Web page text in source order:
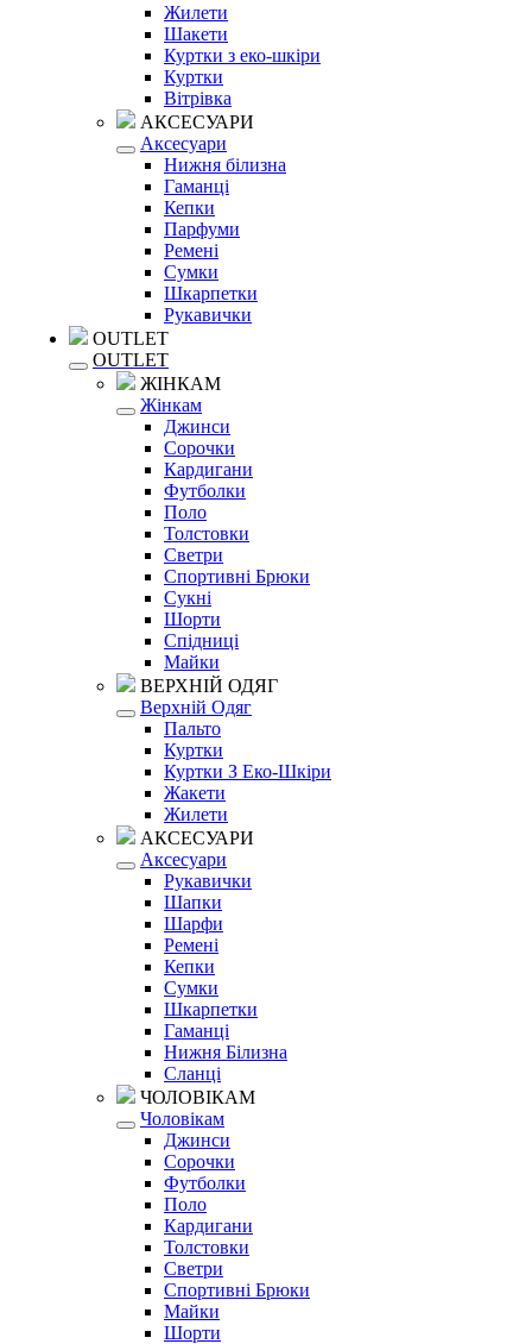
Жилети
Шакети
Куртки з еко-шкіри
Куртки
Вітрівка
АКСЕСУАРИ
Аксесуари
Нижня білизна
Гаманці
Кепки
Парфуми
Ремені
Сумки
Шкарпетки
Рукавички
OUTLET
OUTLET
ЖІНКАМ
Жінкам
Джинси
Сорочки
Кардигани
Футболки
Поло
Толстовки
Светри
Спортивні Брюки
Сукні
Шорти
Спідниці
Майки
ВЕРХНІЙ ОДЯГ
Верхній Одяг
Пальто
Куртки
Куртки З Еко-Шкіри
Жакети
Жилети
АКСЕСУАРИ
Аксесуари
Рукавички
Шапки
Шарфи
Ремені
Кепки
Сумки
Шкарпетки
Гаманці
Нижня Білизна
Сланці
ЧОЛОВІКАМ
Чоловікам
Джинси
Сорочки
Футболки
Поло
Кардигани
Толстовки
Светри
Спортивні Брюки
Майки
Шорти